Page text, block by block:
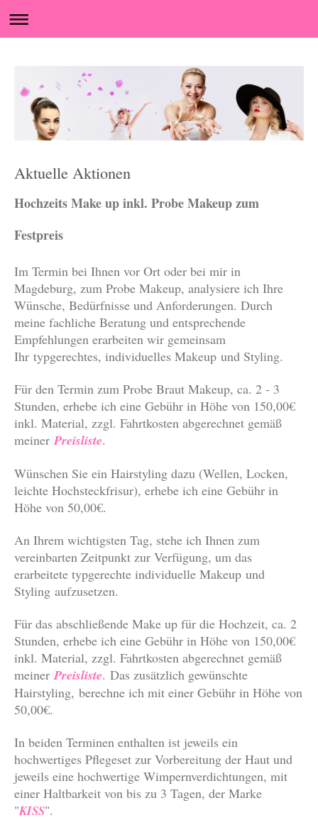
Aktuelle Aktionen
Hochzeits Make up inkl. Probe Makeup zum
Festpreis
Im Termin bei Ihnen vor Ort oder bei mir in
Magdeburg, zum Probe Makeup, analysiere ich Ihre
Wünsche, Bedürfnisse und Anforderungen. Durch
meine fachliche Beratung und entsprechende
Empfehlungen erarbeiten wir gemeinsam
Ihr typgerechtes, individuelles Makeup und Styling.
Für den Termin zum Probe Braut Makeup, ca. 2 - 3
Stunden, erhebe ich eine Gebühr in Höhe von 150,00€
inkl. Material, zzgl. Fahrtkosten abgerechnet gemäß
meinerPreisliste.
Wünschen Sie ein Hairstyling dazu (Wellen, Locken,
leichte Hochsteckfrisur), erhebe ich eine Gebühr in
Höhe von 50,00€.
An Ihrem wichtigsten Tag, stehe ich Ihnen zum
vereinbarten Zeitpunkt zur Verfügung, um das
erarbeitete typgerechte individuelle Makeup und
Styling aufzusetzen.
Für das abschließende Make up für die Hochzeit, ca. 2
Stunden, erhebe ich eine Gebühr in Höhe von 150,00€
inkl. Material, zzgl. Fahrtkosten abgerechnet gemäß
meinerPreisliste. Das zusätzlich gewünschte
Hairstyling, berechne ich mit einer Gebühr in Höhe von
50,00€.
In beiden Terminen enthalten ist jeweils ein
hochwertiges Pflegeset zur Vorbereitung der Haut und
jeweils eine hochwertige Wimpernverdichtungen, mit
einer Haltbarkeit von bis zu 3 Tagen, der Marke
"KISS".